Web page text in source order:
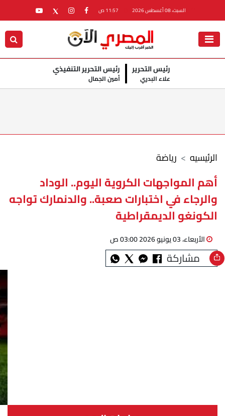
السبت، 08 أغسطس 2026
رئيس التحرير
علاء البدري
رئيس التحرير التنفيذي
أمين الجمال
رياضة الرئيسيه
أهم المواجهات الكروية اليوم.. الوداد
والرجاء في اختبارات صعبة.. والدنمارك تواجه
الكونغو الديمقراطية
الأربعاء، 03 يونيو 2026 03:00 ص
مشاركة